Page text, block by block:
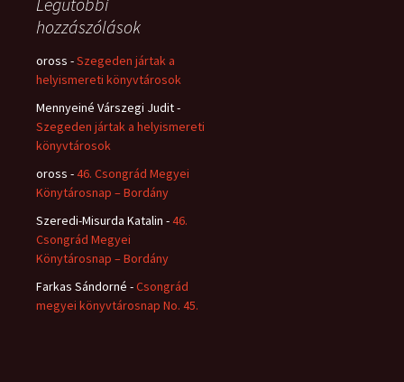
hozzászólások
oross -Szegeden jártak a
helyismereti könyvtárosok
Mennyeiné Várszegi Judit-
Szegeden jártak a helyismereti
könyvtárosok
oross -46. Csongrád Megyei
Könytárosnap – Bordány
Szeredi-Misurda Katalin -46.
Csongrád Megyei
Könytárosnap – Bordány
Farkas Sándorné -Csongrád
megyei könyvtárosnap No. 45.